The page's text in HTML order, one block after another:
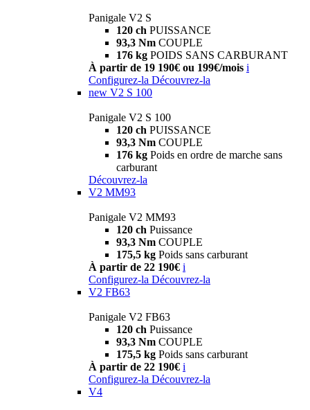
Panigale V2 S
120 ch PUISSANCE
93,3 Nm COUPLE
176 kg POIDS SANS CARBURANT
À partir de 19 190€ ou 199€/mois i
Configurez-la Découvrez-la
new V2 S 100
Panigale V2 S 100
120 ch PUISSANCE
93,3 Nm COUPLE
176 kg Poids en ordre de marche sans
carburant
Découvrez-la
V2 MM93
Panigale V2 MM93
120 ch Puissance
93,3 Nm COUPLE
175,5 kg Poids sans carburant
À partir de 22 190€ i
Configurez-la Découvrez-la
V2 FB63
Panigale V2 FB63
120 ch Puissance
93,3 Nm COUPLE
175,5 kg Poids sans carburant
À partir de 22 190€ i
Configurez-la Découvrez-la
V4